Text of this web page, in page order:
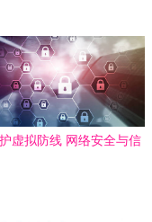
虚拟防线 网络安全与信